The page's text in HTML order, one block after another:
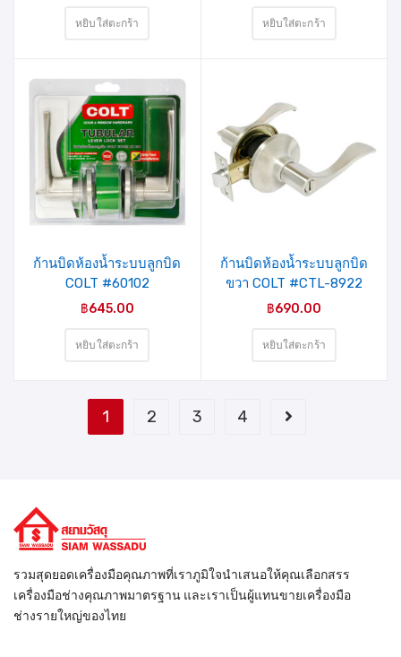
หยิบใส่ตะกร้า หยิบใส่ตะกร้า
ก้านบิดห้องน้ำระบบลูกบิด
COLT #60102
(CTL601BK) BK SN
฿645.00
หยิบใส่ตะกร้า
ก้านบิดห้องน้ำระบบลูกบิด
ขวา COLT #CTL-8922
SN
฿690.00
หยิบใส่ตะกร้า
1 2 3 4
รวมสุดยอดเครื่องมือคุณภาพที่เราภูมิใจนำเสนอให้คุณเลือกสรร
เครื่องมือช่างคุณภาพมาตรฐาน และเราเป็นผู้แทนขายเครื่องมือ
ช่างรายใหญ่ของไทย